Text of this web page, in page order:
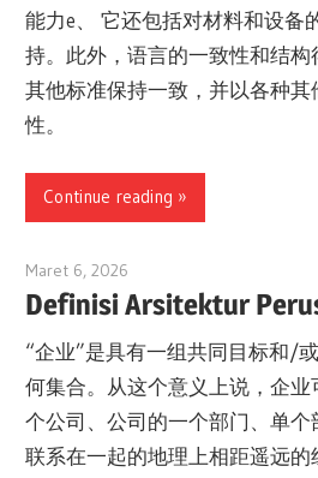
能力e、 它还包括对材料和设备
持。此外，语言的一致性和结
其他标准保持一致，并以各种其
性。
Continue reading
Maret 6, 2026
Definisi Arsitektur
“企业”是具有一组共同目标和/
何集合。从这个意义上说，企
个公司、公司的一个部门、单个
联系在一起的地理上相距遥远的